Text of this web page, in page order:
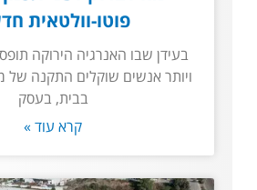
פוטו-וולטאית
בעידן שבו האנרגיה הירוקה
ויותר אנשים שוקלים התקנה של
בבית, בעסק
קרא עוד »